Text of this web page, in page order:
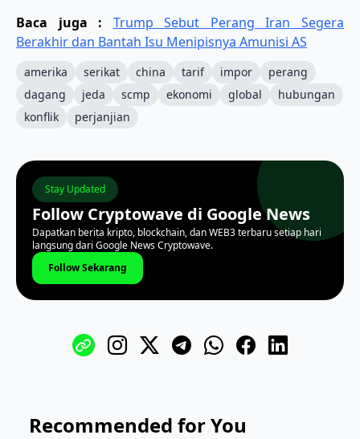
Baca juga : Trump Sebut Perang Iran Segera
Berakhir dan Bantah Isu Menipisnya Amunisi AS
amerika serikat china tarif impor
perang
dagang
jeda scmp ekonomi global
hubungan
konflik
perjanjian
Stay Updated
Follow Cryptowave di Google News
Dapatkan berita kripto, blockchain, dan WEB3 terbaru setiap hari
langsung dari Google News Cryptowave.
Follow Sekarang
Recommended for You